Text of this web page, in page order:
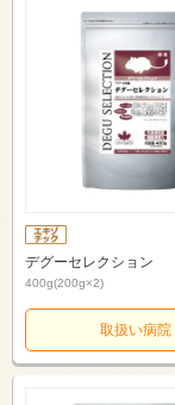
デグーセレクション
400g(200g×2)
取扱い病院